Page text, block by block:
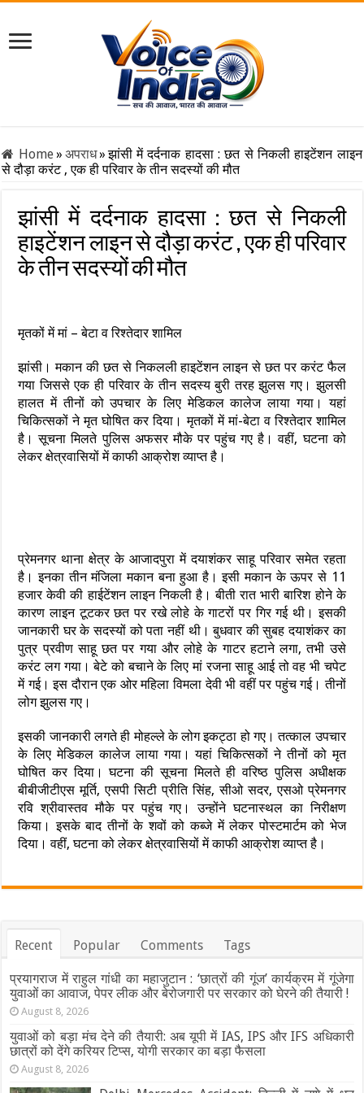
Home» अपराध»झांसी में दर्दनाक हादसा : छत से निकली हाइटेंशन लाइन
से दौड़ा करंट , एक ही परिवार के तीन सदस्यों की मौत
झांसी में दर्दनाक हादसा : छत से निकली
हाइटेंशन लाइन से दौड़ा करंट , एक ही परिवार
के तीन सदस्यों की मौत
मृतकों में मां – बेटा व रिश्तेदार शामिल
झांसी। मकान की छत से निकलली हाइटेंशन लाइन से छत पर करंट फैल
गया जिससे एक ही परिवार के तीन सदस्य बुरी तरह झुलस गए। झुलसी
हालत में तीनों को उपचार के लिए मेडिकल कालेज लाया गया। यहां
चिकित्सकों ने मृत घोषित कर दिया। मृतकों में मां-बेटा व रिश्तेदार शामिल
है। सूचना मिलते पुलिस अफसर मौके पर पहुंच गए है। वहीं, घटना को
लेकर क्षेत्रवासियों में काफी आक्रोश व्याप्त है।
प्रेमनगर थाना क्षेत्र के आजादपुरा में दयाशंकर साहू परिवार समेत रहता
है। इनका तीन मंजिला मकान बना हुआ है। इसी मकान के ऊपर से 11
हजार केवी की हाईटेंशन लाइन निकली है। बीती रात भारी बारिश होने के
कारण लाइन टूटकर छत पर रखे लोहे के गाटरों पर गिर गई थी। इसकी
जानकारी घर के सदस्यों को पता नहीं थी। बुधवार की सुबह दयाशंकर का
पुत्र प्रवीण साहू छत पर गया और लोहे के गाटर हटाने लगा, तभी उसे
करंट लग गया। बेटे को बचाने के लिए मां रजना साहू आई तो वह भी चपेट
में गई। इस दौरान एक ओर महिला विमला देवी भी वहीं पर पहुंच गई। तीनों
लोग झुलस गए।
इसकी जानकारी लगते ही मोहल्ले के लोग इकट्ठा हो गए। तत्काल उपचार
के लिए मेडिकल कालेज लाया गया। यहां चिकित्सकों ने तीनों को मृत
घोषित कर दिया। घटना की सूचना मिलते ही वरिष्ठ पुलिस अधीक्षक
बीबीजीटीएस मूर्ति, एसपी सिटी प्रीति सिंह, सीओ सदर, एसओ प्रेमनगर
रवि श्रीवास्तव मौके पर पहुंच गए। उन्होंने घटनास्थल का निरीक्षण
किया। इसके बाद तीनों के शवों को कब्जे में लेकर पोस्टमार्टम को भेज
दिया। वहीं, घटना को लेकर क्षेत्रवासियों में काफी आक्रोश व्याप्त है।
Recent Popular Comments Tags
प्रयागराज में राहुल गांधी का महाजुटान : ‘छात्रों की गूंज’ कार्यक्रम में गूंजेगा
युवाओं का आवाज, पेपर लीक और बेरोजगारी पर सरकार को घेरने की तैयारी !
August 8, 2026
युवाओं को बड़ा मंच देने की तैयारी: अब यूपी में IAS, IPS और IFS अधिकारी
छात्रों को देंगे करियर टिप्स, योगी सरकार का बड़ा फैसला
August 8, 2026